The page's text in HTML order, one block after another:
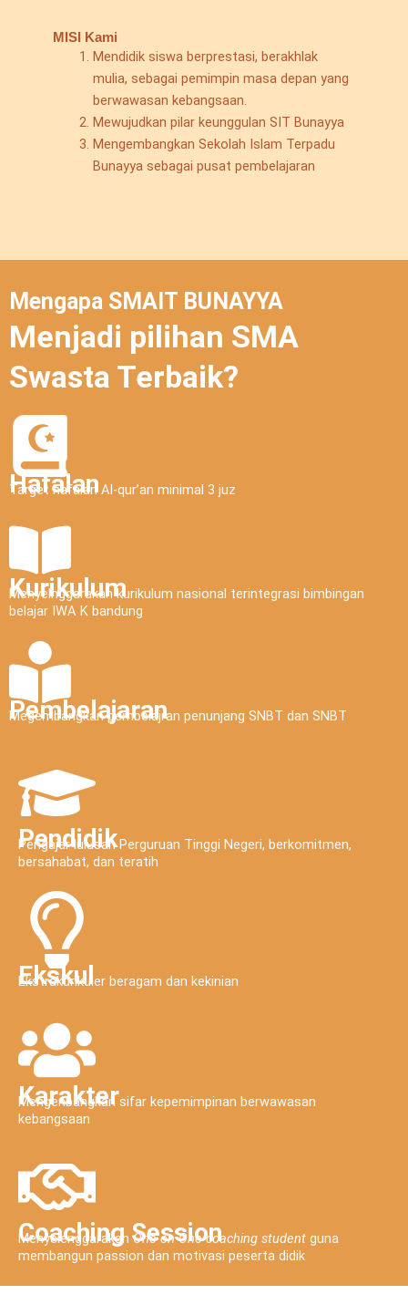
MISI Kami
Mendidik siswa berprestasi, berakhlak
mulia, sebagai pemimpin masa depan yang
berwawasan kebangsaan.
Mewujudkan pilar keunggulan SIT Bunayya
Mengembangkan Sekolah Islam Terpadu
Bunayya sebagai pusat pembelajaran
Mengapa SMAIT BUNAYYA
Menjadi pilihan SMA
Swasta Terbaik?
Hafalan
Target hafalan Al-qur’an minimal 3 juz
Kurikulum
Menyelnggarakan kurikulum nasional terintegrasi bimbingan
belajar IWA K bandung
Pembelajaran
Megembangkan pembelajran penunjang SNBT dan SNBT
Pendidik
Pengajar lulusan Perguruan Tinggi Negeri, berkomitmen,
bersahabat, dan teratih
Ekskul
Ekstrakurikuler beragam dan kekinian
Karakter
Mengenbangkan sifar kepemimpinan berwawasan
kebangsaan
Coaching Session
MenyelenggarakanOne on One coaching student guna
membangun passion dan motivasi peserta didik